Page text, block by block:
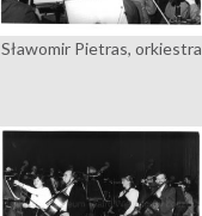
Sławomir Pietras, orkiestra